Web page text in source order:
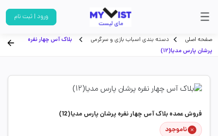
ورود | ثبت نام
صفحه اصلی دسته بندی اسباب بازی و سرگرمی
بلاک آس چهار نفره
پرشان پارس مدیا(12)
فروش عمده بلاک آس چهار نفره پرشان پارس مدیا(12)
ناموجود